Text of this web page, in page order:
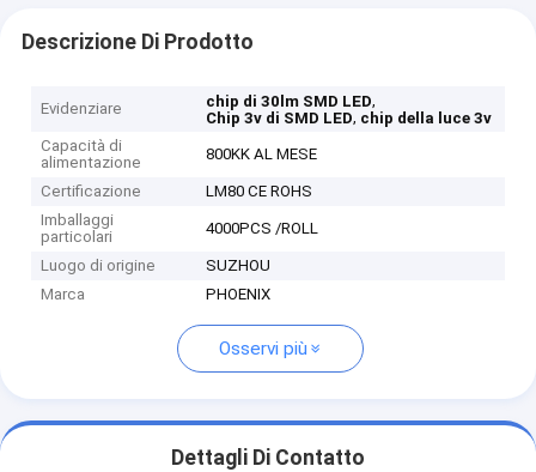
Descrizione Di Prodotto
Evidenziare chip di 30lm SMD LED,
Chip 3v di SMD LED, chip della luce 3v
Capacità di
alimentazione
800KK AL MESE
Certificazione
LM80 CE ROHS
Imballaggi
particolari
4000PCS /ROLL
Luogo di origine
SUZHOU
Marca
PHOENIX
Osservi più
Dettagli Di Contatto